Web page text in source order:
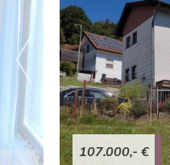
107.000,- €